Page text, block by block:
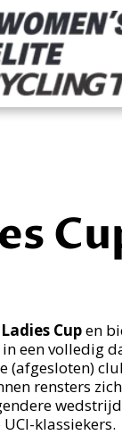
Cup en
een volledig
(afgesloten)
rensters
klassiekers.